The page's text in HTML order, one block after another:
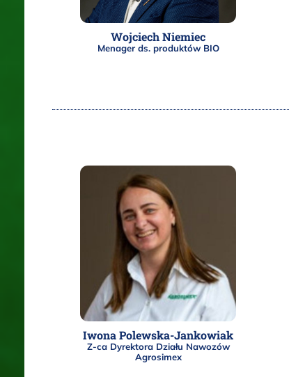
Wojciech Niemiec
Menager ds. produktów BIO
Iwona Polewska-Jankowiak
Z-ca Dyrektora Działu Nawozów
Agrosimex